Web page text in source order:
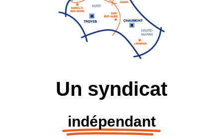
Un syndicat
indépendant